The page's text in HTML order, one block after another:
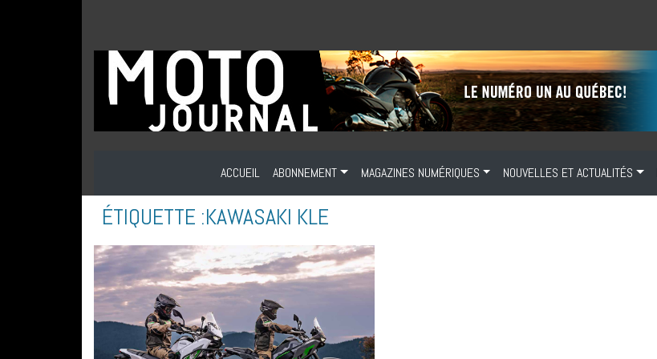
ACCUEIL ABONNEMENT MAGAZINES NUMÉRIQUES NOUVELLES ET ACTUALITÉS
ÉTIQUETTE :KAWASAKI KLE